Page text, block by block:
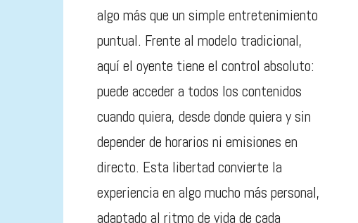
algo más que un simple entretenimiento
puntual. Frente al modelo tradicional,
aquí el oyente tiene el control absoluto:
puede acceder a todos los contenidos
cuando quiera, desde donde quiera y sin
depender de horarios ni emisiones en
directo. Esta libertad convierte la
experiencia en algo mucho más personal,
adaptado al ritmo de vida de cada